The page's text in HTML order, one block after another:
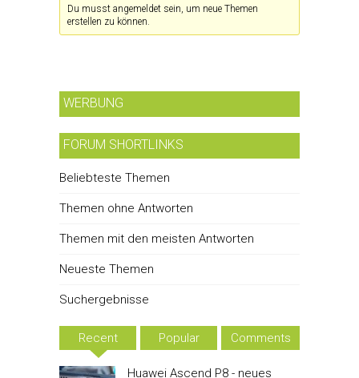
Du musst angemeldet sein, um neue Themen
erstellen zu können.
WERBUNG
FORUM SHORTLINKS
Beliebteste Themen
Themen ohne Antworten
Themen mit den meisten Antworten
Neueste Themen
Suchergebnisse
Recent Popular Comments
Huawei Ascend P8 - neues